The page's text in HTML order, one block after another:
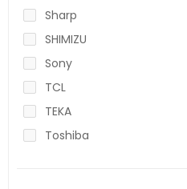
Sharp
SHIMIZU
Sony
TCL
TEKA
Toshiba